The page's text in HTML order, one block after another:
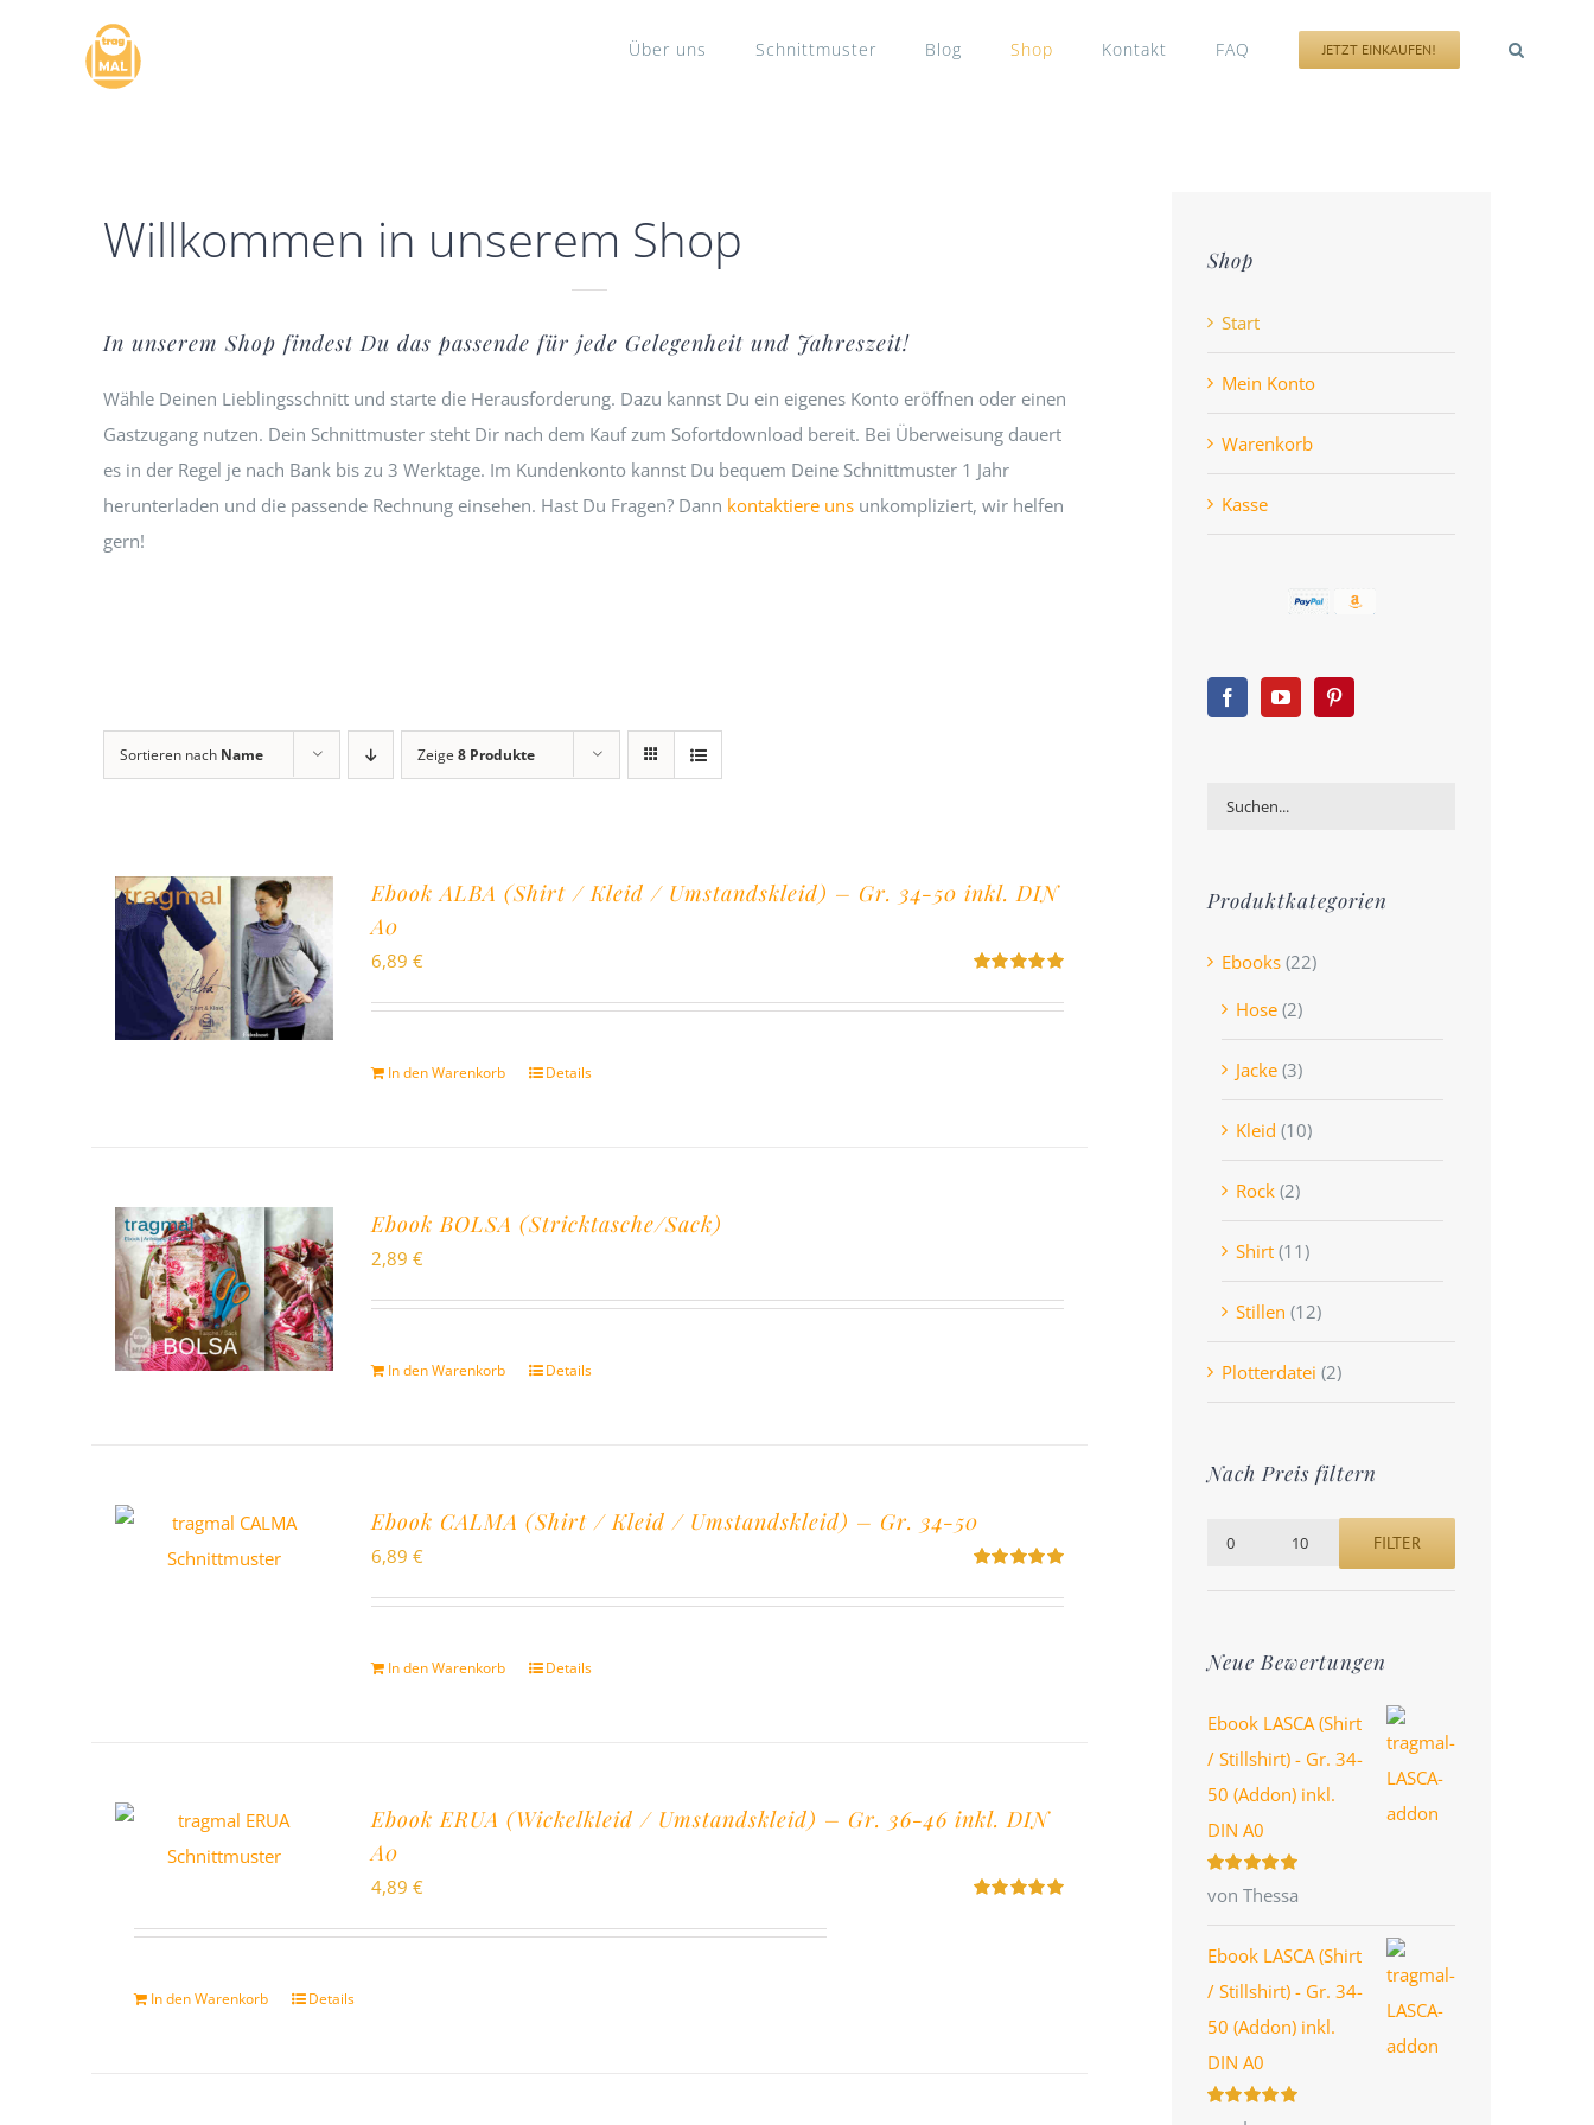
Über uns Schnittmuster Blog Shop Kontakt FAQ JETZT EINKAUFEN!
Willkommen in unserem Shop
In unserem Shop findest Du das passende für jede Gelegenheit und Jahreszeit!
Wähle Deinen Lieblingsschnitt und starte die Herausforderung. Dazu kannst Du ein eigenes Konto eröffnen oder einen
Gastzugang nutzen. Dein Schnittmuster steht Dir nach dem Kauf zum Sofortdownload bereit. Bei Überweisung dauert
es in der Regel je nach Bank bis zu 3 Werktage. Im Kundenkonto kannst Du bequem Deine Schnittmuster 1 Jahr
herunterladen und die passende Rechnung einsehen. Hast Du Fragen? Dann kontaktiere uns unkompliziert, wir helfen
gern!
Sortieren nach Name Zeige 8 Produkte
Ebook ALBA (Shirt / Kleid / Umstandskleid) – Gr. 34-50 inkl. DIN
A0
mit5.00von
6,89 €
In den Warenkorb Details
Ebook BOLSA (Stricktasche/Sack)
2,89 €
In den Warenkorb Details
Ebook CALMA (Shirt / Kleid / Umstandskleid) – Gr. 34-50
mit5.00von
6,89 €
In den Warenkorb Details
Ebook ERUA (Wickelkleid / Umstandskleid) – Gr. 36-46 inkl. DIN
A0
4,89 €
In den Warenkorb Details
Shop
Start
Mein Konto
Warenkorb
Kasse
Produktkategorien
Ebooks (22)
Hose (2)
Jacke (3)
Kleid (10)
Rock (2)
Shirt (11)
Stillen (12)
Plotterdatei (2)
Nach Preis filtern
Preis
Preis
FILTER
Neue Bewertungen
Ebook LASCA (Shirt
/ Stillshirt) - Gr. 34-
50 (Addon) inkl.
DIN A0
Bewertet
mit5 von 5
von Thessa
Ebook LASCA (Shirt
/ Stillshirt) - Gr. 34-
50 (Addon) inkl.
DIN A0